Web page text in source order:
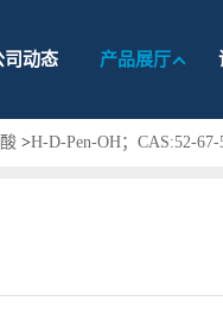
司动态 产品展厅
>H-D-Pen-OH；CAS:52-